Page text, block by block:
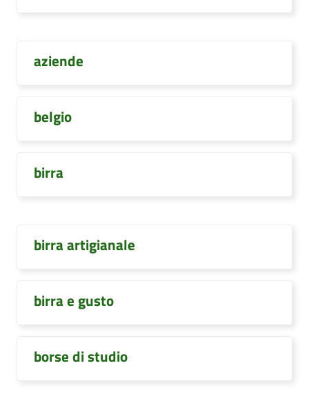
aziende
belgio
birra
birra artigianale
birra e gusto
borse di studio